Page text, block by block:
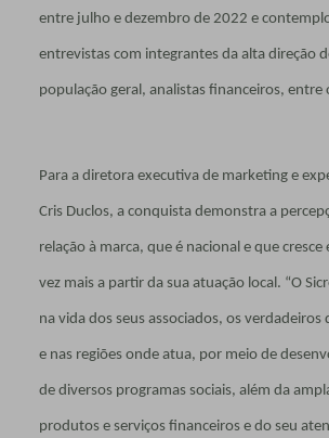
entre julho e dezembro de 2022 e
entrevistas com integrantes da alta direção
população geral, analistas financeiros, entre
Para a diretora executiva de marketing e
Cris Duclos, a conquista demonstra a
relação à marca, que é nacional e que cresce
vez mais a partir da sua atuação local. “O
na vida dos seus associados, os verdadeiros
e nas regiões onde atua, por meio de
de diversos programas sociais, além da
produtos e serviços financeiros e do seu